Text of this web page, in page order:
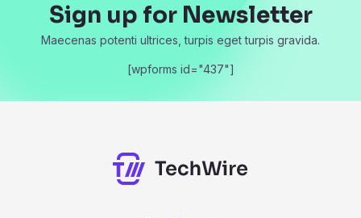
o
Sign up for Newsletter
Maecenas potenti ultrices, turpis eget turpis gravida.
[wpforms id="437"]